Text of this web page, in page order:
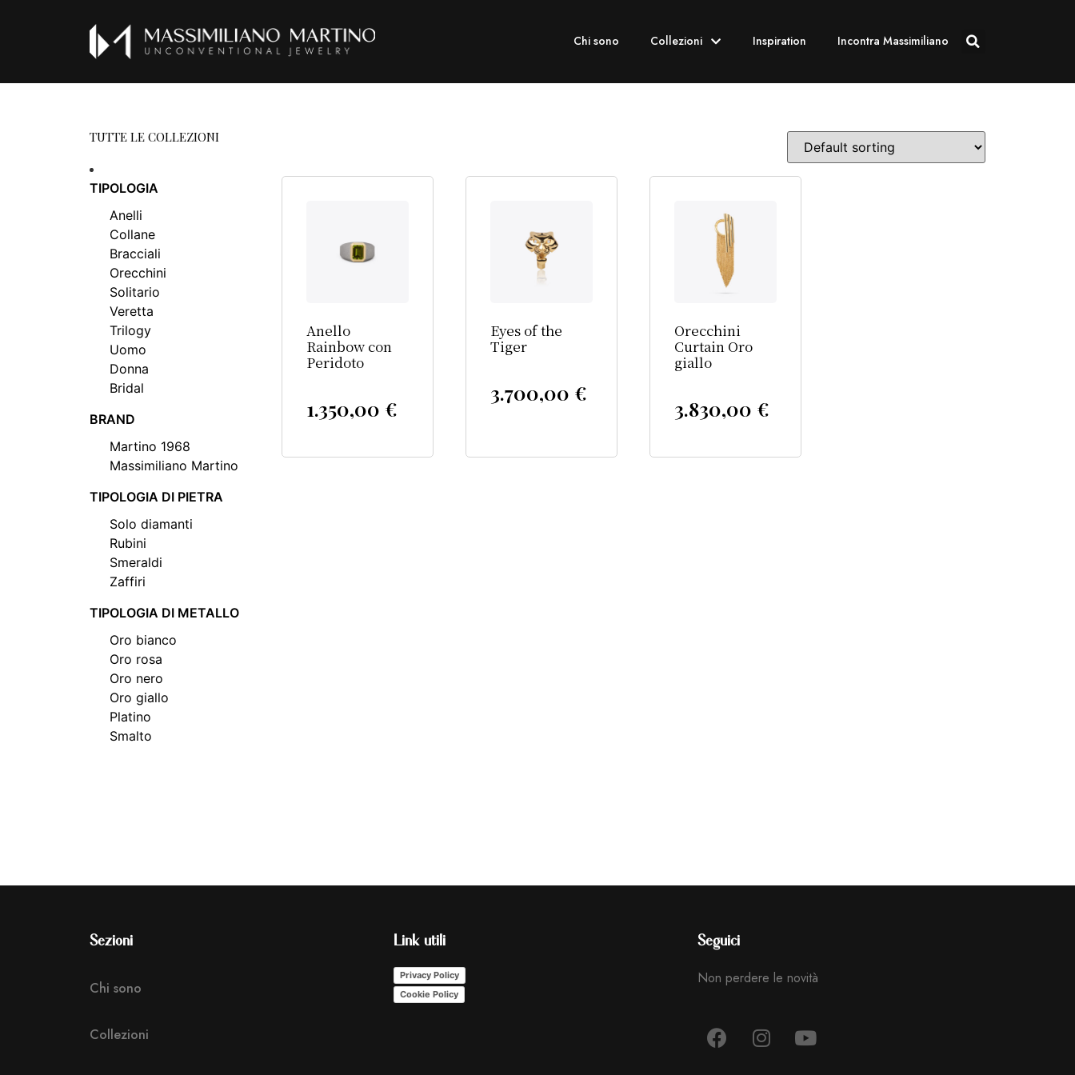
Chi sono Collezioni Inspiration Incontra Massimiliano
TUTTE LE COLLEZIONI
TIPOLOGIA
Anelli
Collane
Bracciali
Orecchini
Solitario
Veretta
Trilogy
Uomo
Donna
Bridal
BRAND
Martino 1968
Massimiliano Martino
TIPOLOGIA DI PIETRA
Solo diamanti
Rubini
Smeraldi
Zaffiri
TIPOLOGIA DI METALLO
Oro bianco
Oro rosa
Oro nero
Oro giallo
Platino
Smalto
Anello
Rainbow con
Peridoto
1.350,00 €
Eyes of the
Tiger
3.700,00 €
Orecchini
Curtain Oro
giallo
3.830,00 €
Sezioni
Chi sono
Collezioni
Link utili
Privacy Policy
Cookie Policy
Seguici
Non perdere le novità